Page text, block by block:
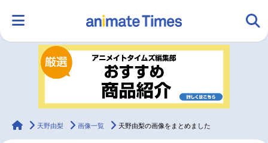
ランキング アニメ
ラジオ みんなの声
animateTimes
天野由梨 画像一覧 天野由梨の画像をまとめました